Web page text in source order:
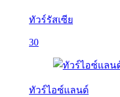
ทัวร์รัสเซีย
30
ทัวร์ไอซ์แลนด์